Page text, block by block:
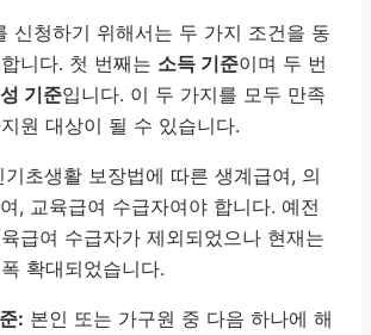
신청하기 위해서는 두 가지 조건을 동
니다. 첫 번째는 소득 기준이며 두 번
기준입니다. 이 두 가지를 모두 만족
원 대상이 될 수 있습니다.
기초생활 보장법에 따른 생계급여, 의
, 교육급여 수급자여야 합니다. 예전
급여 수급자가 제외되었으나 현재는
확대되었습니다.
: 본인 또는 가구원 중 다음 하나에 해